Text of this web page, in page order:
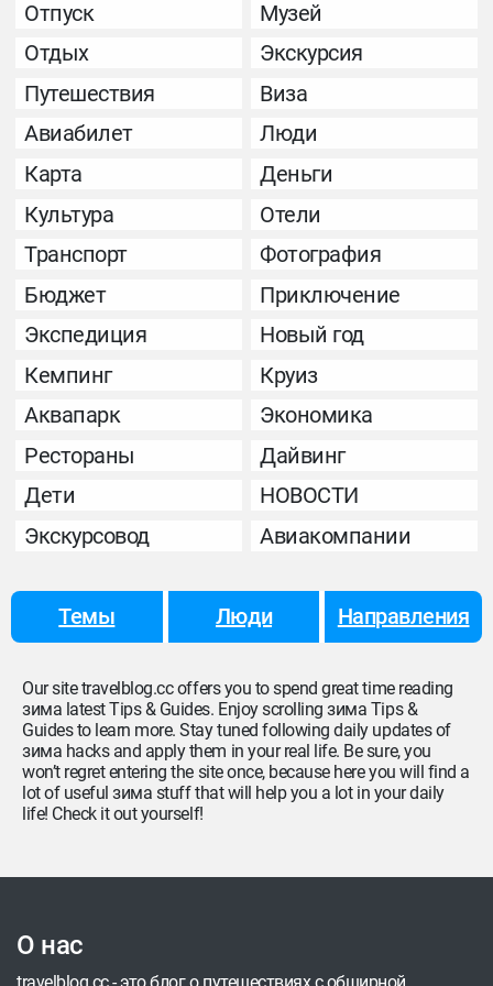
Отпуск
Музей
Отдых
Экскурсия
Путешествия
Виза
Авиабилет
Люди
Карта
Деньги
Культура
Отели
Транспорт
Фотография
Бюджет
Приключение
Экспедиция
Новый год
Кемпинг
Круиз
Аквапарк
Экономика
Рестораны
Дайвинг
Дети
НОВОСТИ
Экскурсовод
Авиакомпании
Темы Люди Направления
Our site travelblog.cc offers you to spend great time reading
зима latest Tips & Guides. Enjoy scrolling зима Tips &
Guides to learn more. Stay tuned following daily updates of
зима hacks and apply them in your real life. Be sure, you
won’t regret entering the site once, because here you will find a
lot of useful зима stuff that will help you a lot in your daily
life! Check it out yourself!
О нас